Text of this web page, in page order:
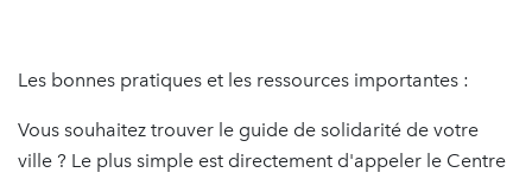
Les bonnes pratiques et les ressources importantes :
Vous souhaitez trouver le guide de solidarité de votre
ville ? Le plus simple est directement d'appeler le Centre